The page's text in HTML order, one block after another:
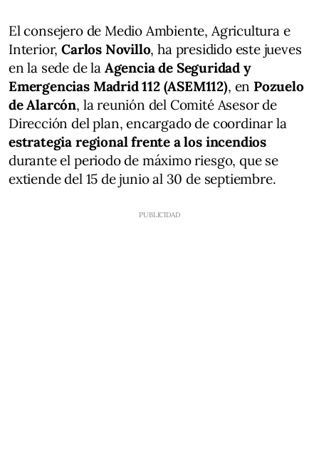
El consejero de Medio Ambiente, Agricultura e
Interior,Carlos Novillo, ha presidido este jueves
en la sede de la Agencia de Seguridad y
Emergencias Madrid 112 (ASEM112), en Pozuelo
de Alarcón, la reunión del Comité Asesor de
Dirección del plan, encargado de coordinar la
estrategia regional frente a los incendios
durante el periodo de máximo riesgo, que se
extiende del 15 de junio al 30 de septiembre.